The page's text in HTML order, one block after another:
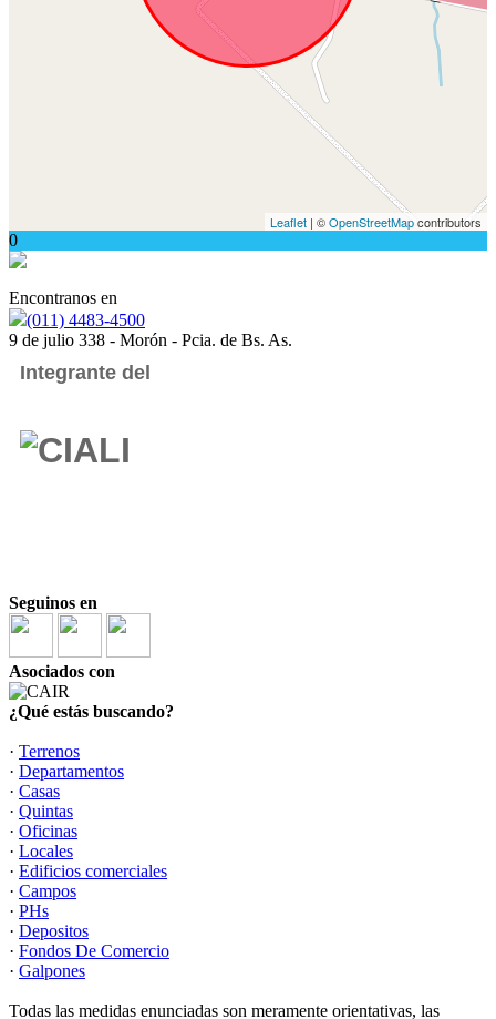
Leaflet | ©OpenStreetMapcontributors
0
Encontranos en
(011) 4483-4500
9 de julio 338 - Morón - Pcia. de Bs. As.
Integrante del
Seguinos en
Asociados con
¿Qué estás buscando?
· Terrenos
· Departamentos
· Casas
· Quintas
· Oficinas
· Locales
· Edificios comerciales
· Campos
· PHs
· Depositos
· Fondos De Comercio
· Galpones
Todas las medidas enunciadas son meramente orientativas, las